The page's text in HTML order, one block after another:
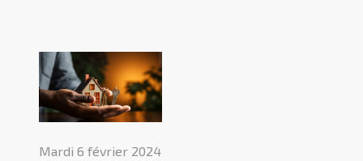
Mardi 6 février 2024